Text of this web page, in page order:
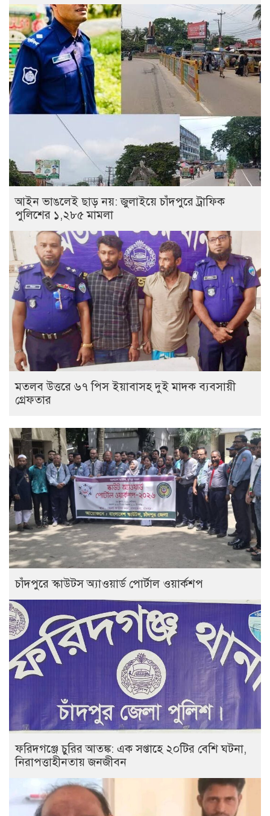
আইন ভাঙলেই ছাড় নয়: জুলাইয়ে চাঁদপুরে ট্রাফিক
পুলিশের ১,২৮৫ মামলা
মতলব উত্তরে ৬৭ পিস ইয়াবাসহ দুই মাদক ব্যবসায়ী
গ্রেফতার
চাঁদপুরে স্কাউটস অ্যাওয়ার্ড পোর্টাল ওয়ার্কশপ
ফরিদগঞ্জে চুরির আতঙ্ক: এক সপ্তাহে ২০টির বেশি ঘটনা,
নিরাপত্তাহীনতায় জনজীবন